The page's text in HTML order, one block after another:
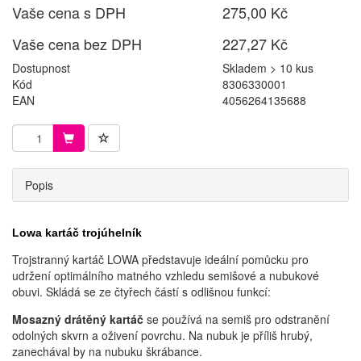
Vaše cena s DPH
275,00 Kč
Vaše cena bez DPH
227,27 Kč
Dostupnost
Skladem > 10 kus
Kód
8306330001
EAN
4056264135688
Popis
Lowa kartáč trojúhelník
Trojstranný kartáč LOWA představuje ideální pomůcku pro
udržení optimálního matného vzhledu semišové a nubukové
obuvi. Skládá se ze čtyřech částí s odlišnou funkcí:
Mosazný drátěný kartáč se používá na semiš pro odstranění
odolných skvrn a oživení povrchu. Na nubuk je příliš hrubý,
zanechával by na nubuku škrábance.